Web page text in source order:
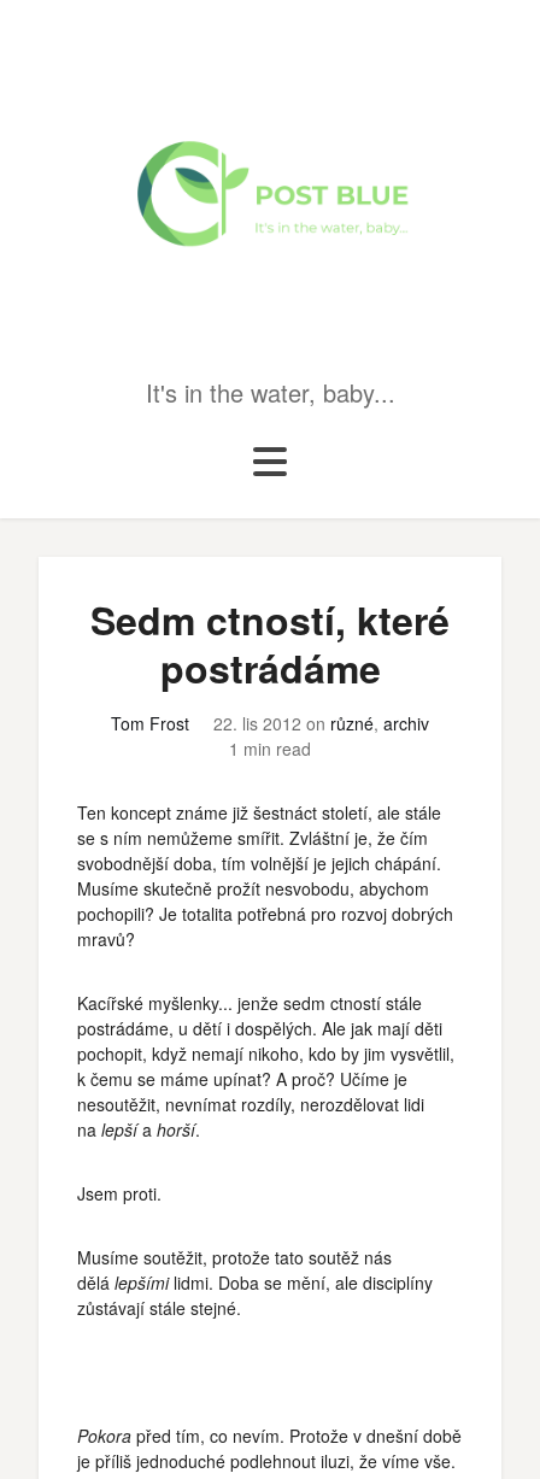
It's in the water, baby...
Sedm ctností, které
postrádáme
Tom Frost 22. lis 2012 on různé, archiv
1 min read
Ten koncept známe již šestnáct století, ale stále
se s ním nemůžeme smířit. Zvláštní je, že čím
svobodnější doba, tím volnější je jejich chápání.
Musíme skutečně prožít nesvobodu, abychom
pochopili? Je totalita potřebná pro rozvoj dobrých
mravů?
Kacířské myšlenky... jenže sedm ctností stále
postrádáme, u dětí i dospělých. Ale jak mají děti
pochopit, když nemají nikoho, kdo by jim vysvětlil,
k čemu se máme upínat? A proč? Učíme je
nesoutěžit, nevnímat rozdíly, nerozdělovat lidi
na lepšía horší.
Jsem proti.
Musíme soutěžit, protože tato soutěž nás
dělá lepšímilidmi. Doba se mění, ale disciplíny
zůstávají stále stejné.
Pokora před tím, co nevím. Protože v dnešní době
je příliš jednoduché podlehnout iluzi, že víme vše.